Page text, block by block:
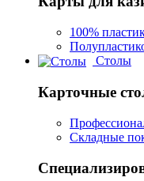
100%
Столы
Карточные
Складные